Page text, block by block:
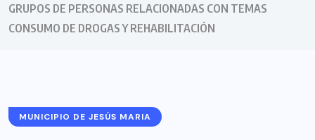
GRUPOS DE PERSONAS RELACIONADAS CON TEMAS
CONSUMO DE DROGAS Y REHABILITACIÓN
MUNICIPIO DE JESÚS MARIA